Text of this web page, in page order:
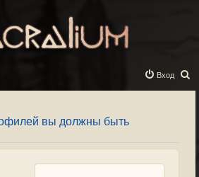
о
Вход
вы должны быть